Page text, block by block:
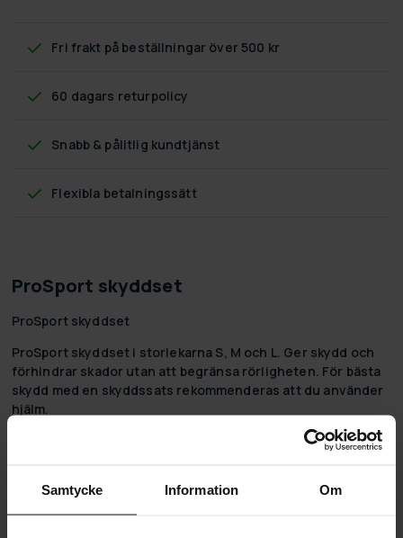
Samtycke Information Om
Fri frakt på beställningar över 500 kr
60 dagars returpolicy
Snabb & pålitlig kundtjänst
Flexibla betalningssätt
ProSport skyddset
ProSport skyddset
ProSport skyddset i storlekarna S, M och L. Ger skydd och
förhindrar skador utan att begränsa rörligheten. För bästa
skydd med en skyddssats rekommenderas att du använder
hjälm.
Kåpan har kardborrfäste.
Knä- och armbågskuddarna har reflekterande remsor.